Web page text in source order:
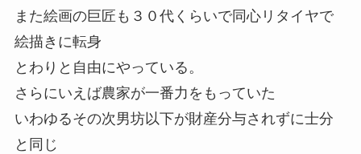
また絵画の巨匠も３０代くらいで同心リタイヤで
絵描きに転身
とわりと自由にやっている。
さらにいえば農家が一番力をもっていた
いわゆるその次男坊以下が財産分与されずに士分
と同じ